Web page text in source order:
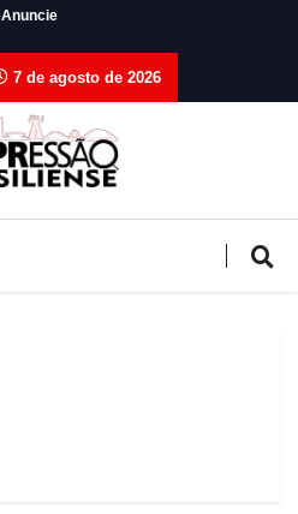
Anuncie
7 de agosto de 2026